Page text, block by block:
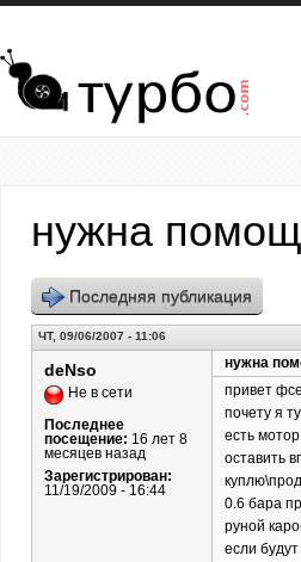
Перейти к основному содержанию
нужна помощ
Последняя публикация
ЧТ, 09/06/2007 - 11:06
deNso
Не в сети
Последнее
посещение: 16 лет 8
месяцев назад
Зарегистрирован:
11/19/2009 - 16:44
нужна
привет
почету я
есть
оставить
0.6 бара
руной
если